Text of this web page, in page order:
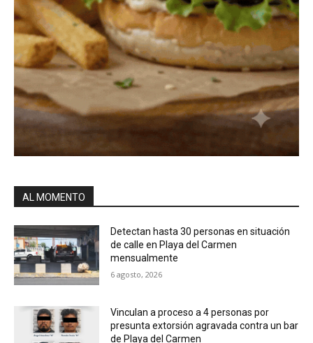
AL MOMENTO
Detectan hasta 30 personas en situación
de calle en Playa del Carmen
mensualmente
6 agosto, 2026
Vinculan a proceso a 4 personas por
presunta extorsión agravada contra un bar
de Playa del Carmen